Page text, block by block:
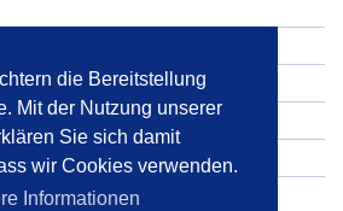
die Bereitstellung
Mit der Nutzung unserer
Sie sich damit
wir Cookies verwenden.
Informationen